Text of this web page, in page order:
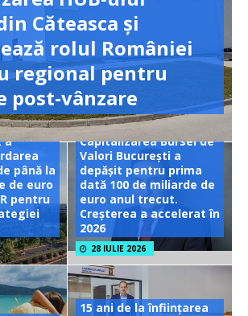
Căteasca și
rolul României
regional pentru
post-vânzare
a
până la
de euro
pentru
Capitalizarea Bursei de
Valori București a
depășit pentru prima
dată 100 de miliarde de
euro anul trecut.
Creșterea a accelerat în
2026
28 IULIE 2026
15 ani de la înființarea